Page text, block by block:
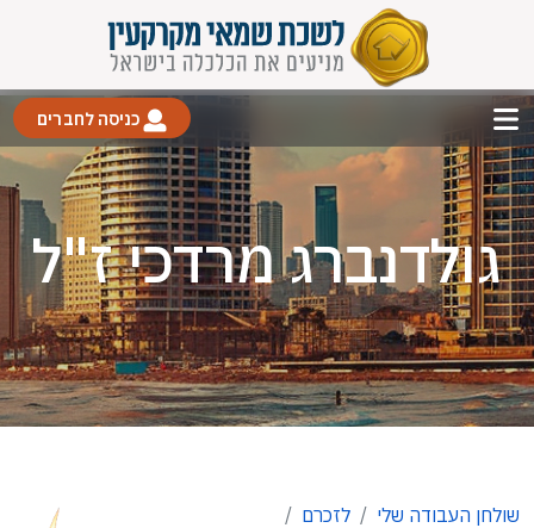
כניסה לחברים
גולדנברג מרדכי ז"ל
שולחן העבודה שלי לזכרם